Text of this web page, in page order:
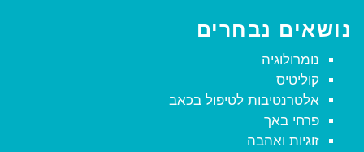
נושאים נבחרים
נומרולוגיה
קוליטיס
אלטרנטיבות לטיפול בכאב
פרחי באך
זוגיות ואהבה